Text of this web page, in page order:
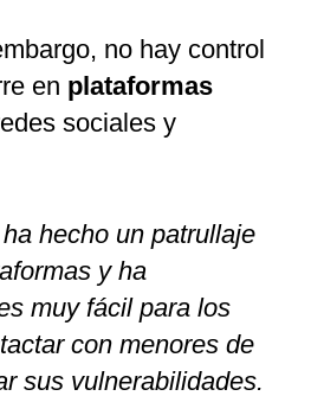
no hay control
en plataformas
sociales y
hecho un patrullaje
y ha
muy fácil para los
con menores de
sus vulnerabilidades.